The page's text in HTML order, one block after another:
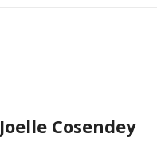
Joelle Cosendey